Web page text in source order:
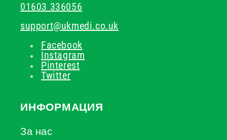
01603 336056
support@ukmedi.co.uk
Facebook
Instagram
Pinterest
Twitter
ИНФОРМАЦИЯ
За нас